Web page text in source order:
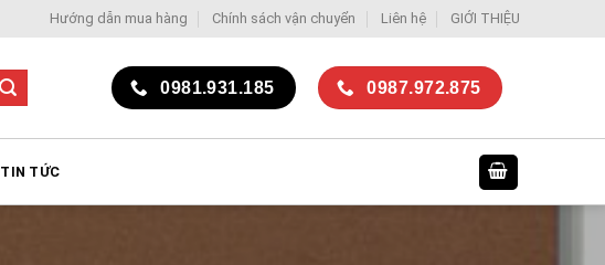
Hướng dẫn mua hàng Chính sách vận chuyển Liên hệ GIỚI THIỆU
0981.931.185 0987.972.875
TIN TỨC